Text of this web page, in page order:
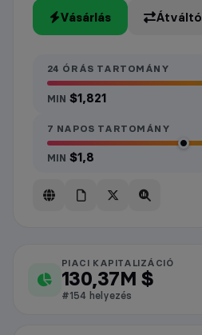
Vásárlás Átváltó
24 ÓRÁS TARTOMÁNY
MIN $1,821
7 NAPOS TARTOMÁNY
MIN $1,8
Neo piaci adatok
PIACI KAPITALIZÁCIÓ
130,37M $
#154 helyezés